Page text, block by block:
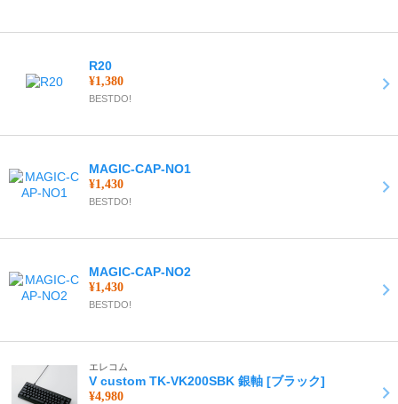
R20
¥1,380
BESTDO!
MAGIC-CAP-NO1
¥1,430
BESTDO!
MAGIC-CAP-NO2
¥1,430
BESTDO!
エレコム
V custom TK-VK200SBK 銀軸 [ブラック]
¥4,980